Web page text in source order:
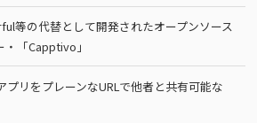
等の代替として開発されたオープンソース
「Capptivo」
プリをプレーンなURLで他者と共有可能な